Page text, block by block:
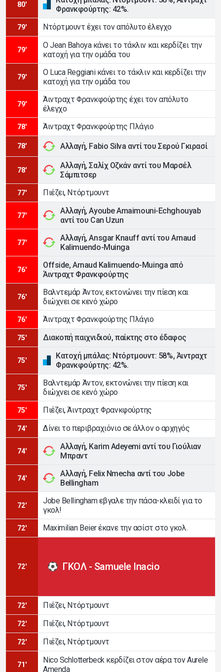
80'
Φρανκφούρτης: 42%.
79' Ντόρτμουντ έχει τον απόλυτο έλεγχο
79'
Ο Jean Bahoya κάνει το τάκλιν και κερδίζει την
κατοχή για την ομάδα του
79'
Ο Luca Reggiani κάνει το τάκλιν και κερδίζει την
κατοχή για την ομάδα του
79'
Άιντραχτ Φρανκφούρτης έχει τον απόλυτο
έλεγχο
78' Άιντραχτ Φρανκφούρτης Πλάγιο
78' Αλλαγή, Fabio Silva αντί του Σερού Γκιρασί
78'
Αλλαγή, Σαλίχ Οζκάν αντί του Μαρσέλ
Σάμπιτσερ
77' Πιέζει, Ντόρτμουντ
77'
Αλλαγή, Ayoube Amaimouni-Echghouyab
αντί του Can Uzun
77'
Αλλαγή, Ansgar Knauff αντί του Arnaud
Kalimuendo-Muinga
76'
Offside, Arnaud Kalimuendo-Muinga από
Άιντραχτ Φρανκφούρτης
76'
Βαλντεμάρ Άντον, εκτονώνει την πίεση και
διώχνει σε κενό χώρο
76' Άιντραχτ Φρανκφούρτης Πλάγιο
75' Διακοπή παιχνιδιού, παίκτης στο έδαφος
75'
Κατοχή μπάλας: Ντόρτμουντ: 58%, Άιντραχτ
Φρανκφούρτης: 42%.
75'
Βαλντεμάρ Άντον, εκτονώνει την πίεση και
διώχνει σε κενό χώρο
75' Πιέζει, Άιντραχτ Φρανκφούρτης
74' Δίνει το περιβραχιόνιο σε άλλον ο αρχηγός
74'
Αλλαγή, Karim Adeyemi αντί του Γιούλιαν
Μπραντ
74'
Αλλαγή, Felix Nmecha αντί του Jobe
Bellingham
72'
Jobe Bellingham εβγαλε την πάσα-κλειδί για το
γκολ!
72' Maximilian Beier έκανε την ασίστ στο γκολ.
72' ΓΚΟΛ - Samuele Inacio
72' Πιέζει, Ντόρτμουντ
72' Πιέζει, Ντόρτμουντ
72' Πιέζει, Ντόρτμουντ
71'
Nico Schlotterbeck κερδίζει στον αέρα τον Aurele
Amenda